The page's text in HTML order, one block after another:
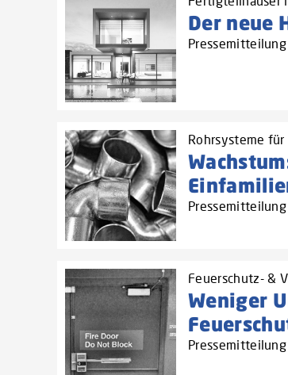
Der neue
Rohrsysteme
Feuerschutz- &
Weniger